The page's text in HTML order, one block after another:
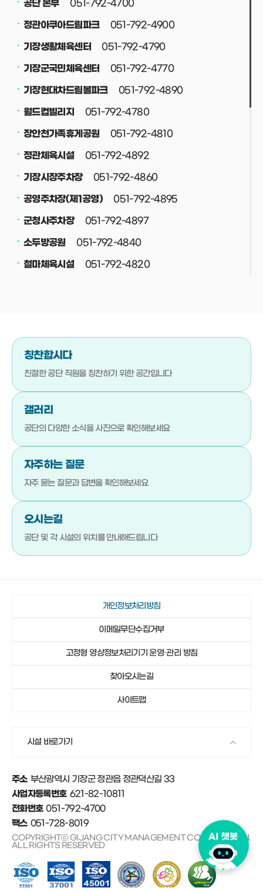
공단 본부
051-792-4700
정관아쿠아드림파크
051-792-4900
기장생활체육센터
051-792-4790
기장군국민체육센터
051-792-4770
기장현대차드림볼파크
051-792-4890
월드컵빌리지
051-792-4780
장안천가족휴게공원
051-792-4810
정관체육시설
051-792-4892
기장시장주차장
051-792-4860
공영주차장(제1공영)
051-792-4895
군청사주차장
051-792-4897
소두방공원
051-792-4840
철마체육시설
051-792-4820
버스(택시)승강장
기장군청소년수련관
051-792-4710
기장문화예절학교
051-792-4720
청소년상담복지센터
기장청소년센터
다행복한종합사회복지관
051-792-4990
일광야구체험관 및 실내야구연습장
051-792-4942
기장종합사회복지관
051-792-4910
051-792-4750
안데르센마을 및 동화마을
051-792-4671
칭찬합시다
친절한 공단 직원을칭찬하기 위한 공간입니다
갤러리
공단의 다양한 소식을사진으로 확인해보세요
자주하는 질문
자주 묻는 질문과 답변을확인해보세요
오시는길
공단 및 각 시설의 위치를안내해드립니다
개인정보처리방침
이메일무단수집거부
고정형 영상정보처리기기 운영·관리 방침
찾아오시는길
사이트맵
시설 바로가기
주소 부산광역시 기장군 정관읍 정관덕산길 33
사업자등록번호 621-82-10811
전화번호 051-792-4700
팩스 051-728-8019
COPYRIGHTⓒ GIJANG CITY MANAGEMENT CORPORATION.
ALL RIGHTS RESERVED